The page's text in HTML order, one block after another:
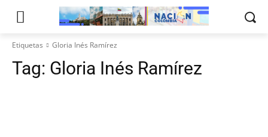
Etiquetas Gloria Inés Ramírez
Tag: Gloria Inés Ramírez